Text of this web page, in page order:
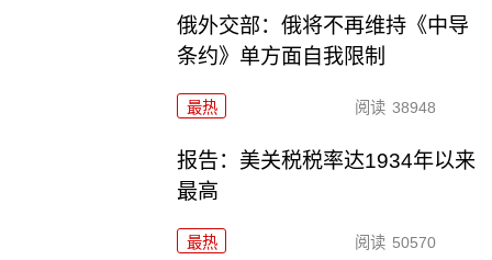
俄外交部：俄将不再维持《中导
条约》单方面自我限制
最热 阅读 38948
报告：美关税税率达1934年以来
最高
最热 阅读 50570